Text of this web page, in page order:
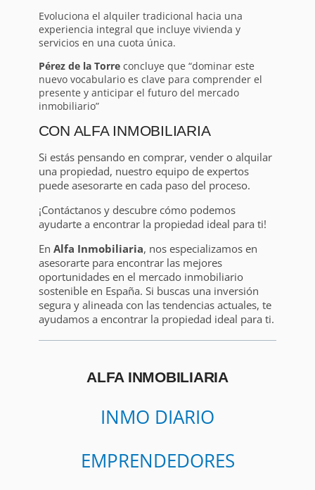
Evoluciona el alquiler tradicional hacia una
experiencia integral que incluye vivienda y
servicios en una cuota única.
Pérez de la Torreconcluye que “dominar este
nuevo vocabulario es clave para comprender el
presente y anticipar el futuro del mercado
inmobiliario”
CON ALFA INMOBILIARIA
Si estás pensando en comprar, vender o alquilar
una propiedad, nuestro equipo de expertos
puede asesorarte en cada paso del proceso.
¡Contáctanos y descubre cómo podemos
ayudarte a encontrar la propiedad ideal para ti!
En Alfa Inmobiliaria, nos especializamos en
asesorarte para encontrar las mejores
oportunidades en el mercado inmobiliario
sostenible en España. Si buscas una inversión
segura y alineada con las tendencias actuales, te
ayudamos a encontrar la propiedad ideal para ti.
ALFA INMOBILIARIA
INMO DIARIO
EMPRENDEDORES